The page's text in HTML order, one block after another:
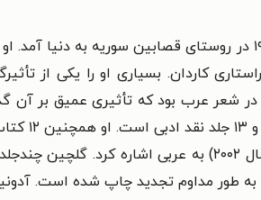
علی احمد سعید اِسبر، که با نام آدونیس شناخته می‌شود، در اول ژانویهٔ
کاردان. بسیاری او را یکی از
شعر عرب بود که تأثیری عمیق بر آن
آثار
سن-ژان پرس و ایو بون‌فوآ، و اولین ترجمهٔ کامل دگردیسی‌های اووید